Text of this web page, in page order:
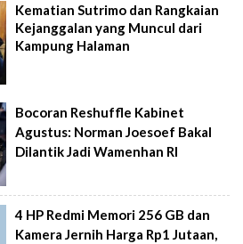
Kematian Sutrimo dan Rangkaian
Kejanggalan yang Muncul dari
Kampung Halaman
Bocoran Reshuffle Kabinet
Agustus: Norman Joesoef Bakal
Dilantik Jadi Wamenhan RI
4 HP Redmi Memori 256 GB dan
Kamera Jernih Harga Rp1 Jutaan,